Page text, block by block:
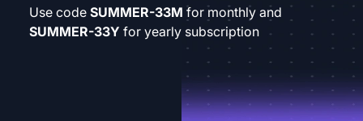
Use code SUMMER-33M for monthly and
SUMMER-33Y for yearly subscription